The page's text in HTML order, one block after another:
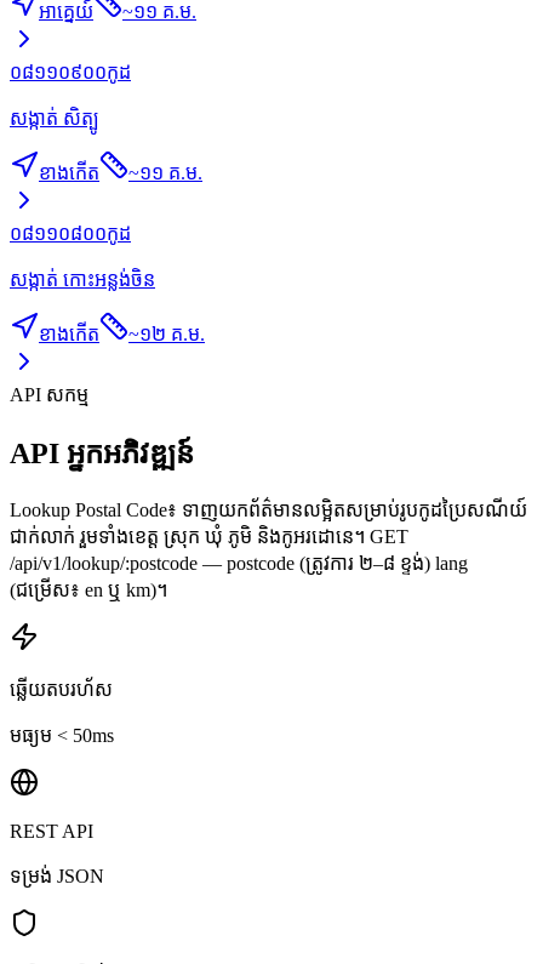
អាគ្នេយ៍ ~១១ គ.ម.
០៨១១០៩០០កូដ
សង្កាត់ សិត្បូ
ខាងកើត ~១១ គ.ម.
០៨១១០៨០០កូដ
សង្កាត់ កោះអន្លង់ចិន
ខាងកើត ~១២ គ.ម.
API សកម្ម
API អ្នកអភិវឌ្ឍន៍
Lookup Postal Code៖ ទាញយកព័ត៌មានលម្អិតសម្រាប់រូបកូដប្រៃសណីយ៍
ជាក់លាក់ រួមទាំងខេត្ត ស្រុក ឃុំ ភូមិ និងកូអរដោនេ។ GET
/api/v1/lookup/:postcode — postcode (ត្រូវការ ២–៨ ខ្ទង់) lang
(ជម្រើស៖ en ឬ km)។
ឆ្លើយតបរហ័ស
មធ្យម < 50ms
REST API
ទម្រង់ JSON